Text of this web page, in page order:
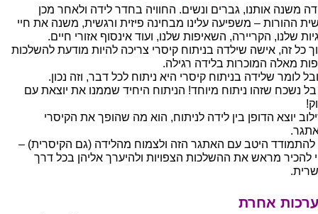
משנה אותנו, גברים ונשים. החוויה בחדר לידה ולאחר מכן
ההורות – משפיעה עלינו מבחינה פיזית ורגשית, משנה את חיי
שלנו, הקריירה, השאיפות שלנו, ועוד אינסוף אזורי חיים.
כל זה, אישה שילדה בניתוח קיסרי צריכה להיות מודעת להשלכות
מאלה המוכרות בלידה רגילה.
לומר שלידה בניתוח קיסרי היא ניתוח לכל דבר, וזה נכון.
נשכח שזהו ניתוח מיוחד! הניתוח היחיד שממנו את יוצאת עם
יוצא הדופן בין לידה לניתוח, הוא מה שהופך את הקיסרי
להתמודד היטב עם האתגר הזה ולצמוח מהלידה (גם הקיסרית) –
להכיר מראש את ההשלכות הצפויות ולהיערך אליהן בכל דרך
אחרת